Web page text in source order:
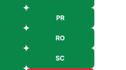
PR
RO
SC